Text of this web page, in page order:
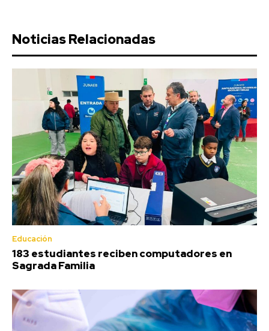
Noticias Relacionadas
Educación
183 estudiantes reciben computadores en
Sagrada Familia